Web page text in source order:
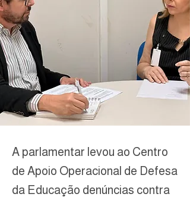
A parlamentar levou ao Centro
de Apoio Operacional de Defesa
da Educação denúncias contra